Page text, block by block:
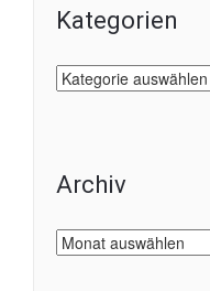
Kategorien
Kategorien
Archiv
Archiv